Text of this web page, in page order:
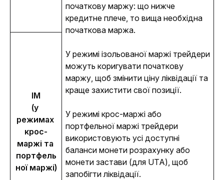
початкову маржу: що нижче
кредитне плече, то вища необхідна
початкова маржа.
У режимі ізольованої маржі трейдери
можуть коригувати початкову
маржу, щоб змінити ціну ліквідації та
краще захистити свої позиції.
У режимі крос-маржі або
портфельної маржі трейдери
використовують усі доступні
баланси монети розрахунку або
монети застави (для UTA), щоб
запобігти ліквідації.
IM
(у
режимах
крос-
маржі та
портфель
ної маржі)